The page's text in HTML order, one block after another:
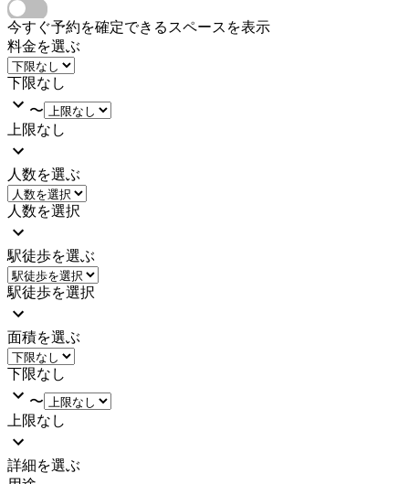
今すぐ予約を確定できるスペースを表示
料金を選ぶ
下限なし
〜
上限なし
人数を選ぶ
人数を選択
駅徒歩を選ぶ
駅徒歩を選択
面積を選ぶ
下限なし
〜
上限なし
詳細を選ぶ